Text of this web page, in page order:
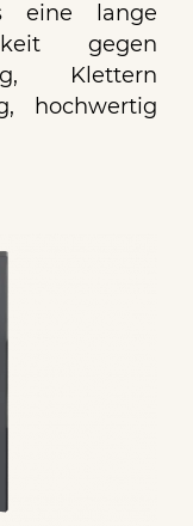
eine lange
gegen
Klettern
hochwertig